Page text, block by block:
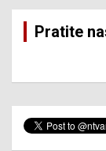
Pratite